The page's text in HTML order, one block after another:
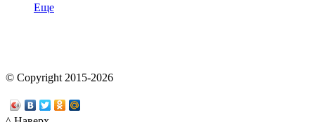
Еще
© Copyright 2015-2026